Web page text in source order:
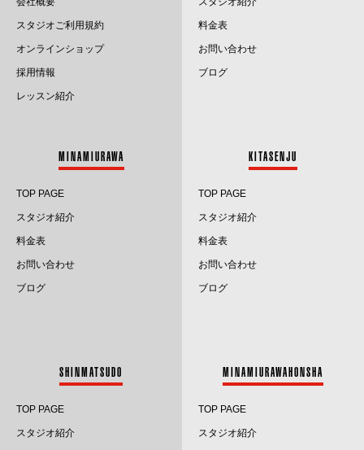
2024.5
2024.3
2023.11
2023.10
2023.9
スタジオご利用規約
オンラインショップ
採用情報
レッスン紹介
料金表
お問い合わせ
ブログ
MINAMIURAWA
TOP PAGE
スタジオ紹介
料金表
お問い合わせ
ブログ
KITASENJU
TOP PAGE
スタジオ紹介
料金表
お問い合わせ
ブログ
SHINMATSUDO
TOP PAGE
スタジオ紹介
MINAMIURAWAHONSHA
TOP PAGE
スタジオ紹介